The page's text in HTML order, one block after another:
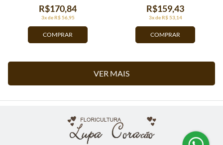
COMPRAR
3x de R$ 56,95
R$170,84
COMPRAR
3x de R$ 53,14
R$159,43
VER MAIS